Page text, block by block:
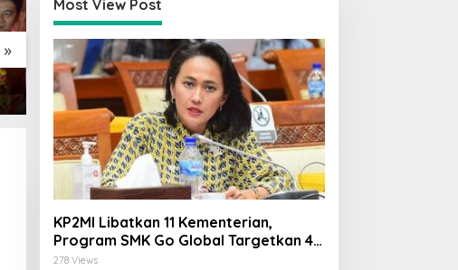
»
Sari Yuliati Desak
Pengusutan Tuntas Kasus
Santri Tewas di Lombok:
Pelaku Harus Dihukum,
Jangan Generalisasi
Pesantren
Firman Soebagyo di Hari
Lahir Pancasila: Jangan
Cuma Seremonial, Ini Tiga
Tantangan Nyata yang
Mengancam Persatuan
Most View Post
KP2MI Libatkan 11 Kementerian,
Program SMK Go Global Targetkan 40
Ribu Peserta Tahun Ini
278 Views